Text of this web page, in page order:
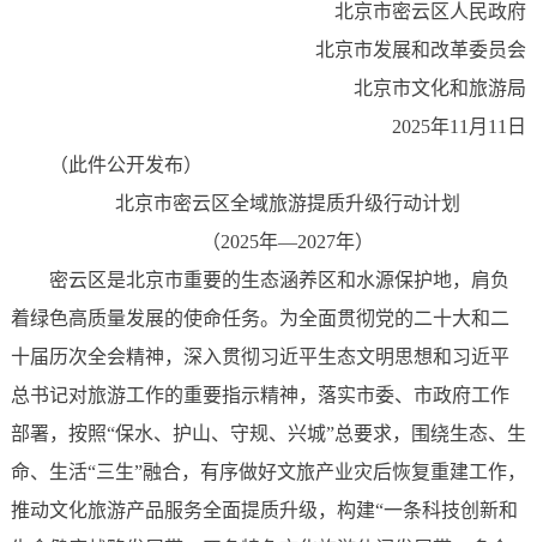
北京市密云区人民政府
北京市发展和改革委员会
北京市文化和旅游局
2025年11月11日
（此件公开发布）
北京市密云区全域旅游提质升级行动计划
（2025年—2027年）
密云区是北京市重要的生态涵养区和水源保护地，肩负
着绿色高质量发展的使命任务。为全面贯彻党的二十大和二
十届历次全会精神，深入贯彻习近平生态文明思想和习近平
总书记对旅游工作的重要指示精神，落实市委、市政府工作
部署，按照“保水、护山、守规、兴城”总要求，围绕生态、生
命、生活“三生”融合，有序做好文旅产业灾后恢复重建工作，
推动文化旅游产品服务全面提质升级，构建“一条科技创新和